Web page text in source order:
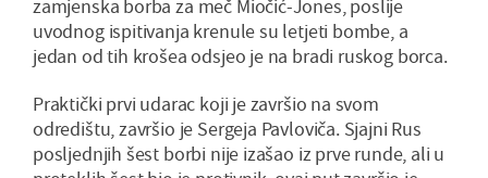
zamjenska borba za meč Miočić-Jones, poslije
uvodnog ispitivanja krenule su letjeti bombe, a
jedan od tih krošea odsjeo je na bradi ruskog borca.
Praktički prvi udarac koji je završio na svom
odredištu, završio je Sergeja Pavloviča. Sjajni Rus
posljednjih šest borbi nije izašao iz prve runde, ali u